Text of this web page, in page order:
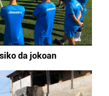
da jokoan